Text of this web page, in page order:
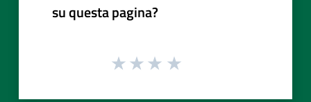
su questa pagina?